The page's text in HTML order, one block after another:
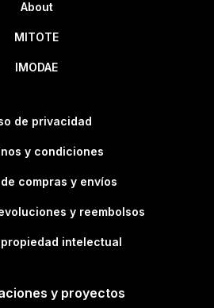
About
MITOTE
IMODAE
de privacidad
y condiciones
compras y envíos
y reembolsos
propiedad intelectual
y proyectos